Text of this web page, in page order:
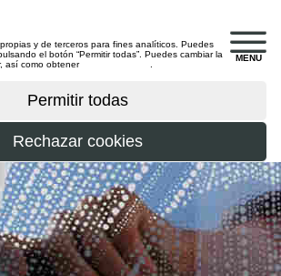
MENU
y de terceros para fines analíticos. Puedes
el botón “Permitir todas”. Puedes cambiar la
así como obtener